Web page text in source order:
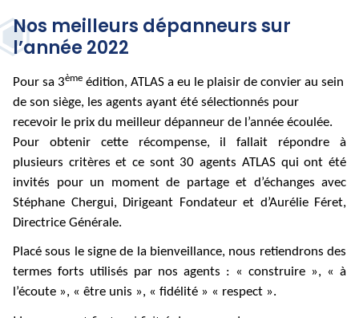
Nos meilleurs dépanneurs sur
l’année 2022
Pour sa 3ème édition, ATLAS a eu le plaisir de convier au sein
de son siège, les agents ayant été sélectionnés pour
recevoir le prix du meilleur dépanneur de l’année écoulée.
Pour obtenir cette récompense, il fallait répondre à
plusieurs critères et ce sont 30 agents ATLAS qui ont été
invités pour un moment de partage et d’échanges avec
Stéphane Chergui, Dirigeant Fondateur et d’Aurélie Féret,
Directrice Générale.
Placé sous le signe de la bienveillance, nous retiendrons des
termes forts utilisés par nos agents : « construire », « à
l’écoute », « être unis », « fidélité » « respect ».